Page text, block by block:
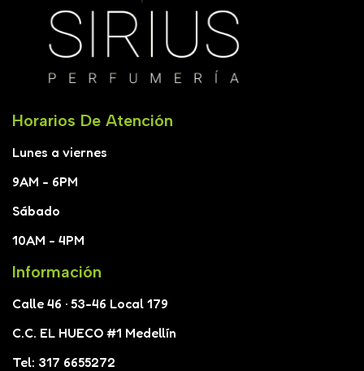
Horarios De Atención
Lunes a viernes
9AM - 6PM
Sábado
10AM - 4PM
Información
Calle 46 · 53-46 Local 179
C.C. EL HUECO #1 Medellín
Tel: 317 6655272